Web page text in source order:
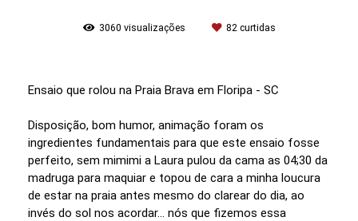
3060 visualizações 82 curtidas
Ensaio que rolou na Praia Brava em Floripa - SC
Disposição, bom humor, animação foram os
ingredientes fundamentais para que este ensaio fosse
perfeito, sem mimimi a Laura pulou da cama as 04;30 da
madruga para maquiar e topou de cara a minha loucura
de estar na praia antes mesmo do clarear do dia, ao
invés do sol nos acordar... nós que fizemos essa